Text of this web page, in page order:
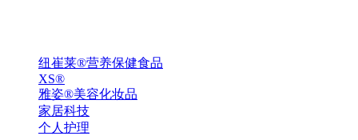
纽崔莱®营养保健食品
XS®
雅姿®美容化妆品
家居科技
个人护理